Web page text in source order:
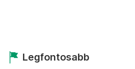
Legfontosabb